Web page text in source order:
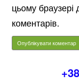
цьому
коментарів.